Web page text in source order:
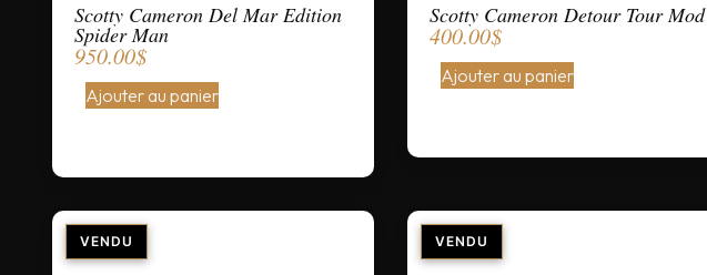
Scotty Cameron Del Mar Edition
Spider Man
950.00$
Ajouter au panier
Scotty Cameron Detour Tour Mod
400.00$
Ajouter au panier